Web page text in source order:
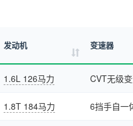
发动机 变速器
1.6L 126马力 CVT无级
1.8T 184马力 6挡手自一